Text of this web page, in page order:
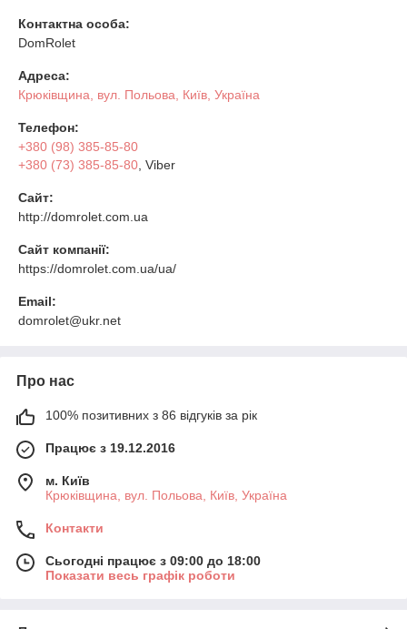
Контактна особа:
DomRolet
Адреса:
Крюківщина, вул. Польова, Київ, Україна
Телефон:
+380 (98) 385-85-80
+380 (73) 385-85-80 , Viber
Сайт:
http://domrolet.com.ua
Сайт компанії:
https://domrolet.com.ua/ua/
Email:
domrolet@ukr.net
Про нас
100% позитивних з 86 відгуків за рік
Працює з 19.12.2016
м. Київ
Крюківщина, вул. Польова, Київ, Україна
Контакти
Сьогодні працює з 09:00 до 18:00
Показати весь графік роботи